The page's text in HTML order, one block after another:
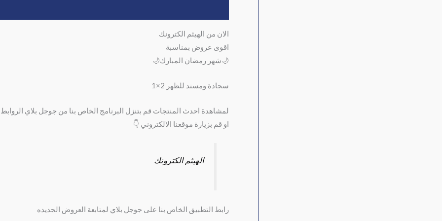
الان من الهيثم الكترونك
اقوى عروض بمناسبة
🌙شهر رمضان المبارك🌙
سجادة ومسند للظهر 2×1
لمشاهدة احدث المنتجات قم بتنزل البرنامج الخاص بنا من جوجل بلاي
او قم بزيارة موقعنا الالكتروني 👇
الهيثم الكترونك
رابط التطبيق الخاص بنا على جوجل بلاي لمتابعة العروض الجديده